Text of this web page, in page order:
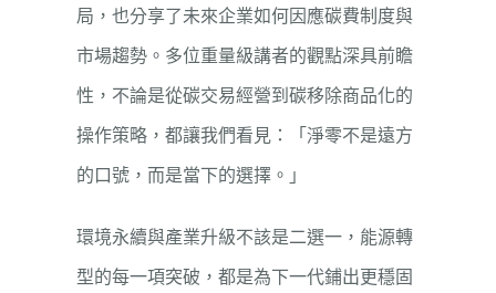
局，也分享了未來企業如何因應碳費制度與
市場趨勢。多位重量級講者的觀點深具前瞻
性，不論是從碳交易經營到碳移除商品化的
操作策略，都讓我們看見：「淨零不是遠方
的口號，而是當下的選擇。」
環境永續與產業升級不該是二選一，能源轉
型的每一項突破，都是為下一代鋪出更穩固